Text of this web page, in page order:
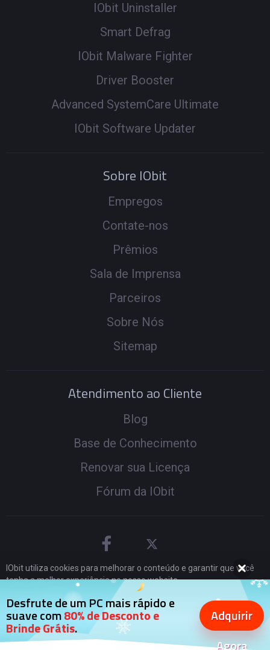
Desfrute de um PC mais rápido e
suave com80% de Desconto e
Brinde Grátis.
Adquirir
Agora
IObit Uninstaller
Smart Defrag
IObit Malware Fighter
Driver Booster
Advanced SystemCare Ultimate
IObit Software Updater
Sobre IObit
Empregos
Contate-nos
Prêmios
Sala de Imprensa
Parceiros
Sobre Nós
Sitemap
Atendimento ao Cliente
Blog
Base de Conhecimento
Renovar sua Licença
Fórum da IObit
2026IObit. Todos os Direitos Reservados
|
Política de Reembolso
| EULA | Notificação Legal
|
Política de Privacidade
IObit utiliza cookies para melhorar o conteúdo e garantir que você
tenha a melhor experiência no nosso website.
Continuar a navegação no website significa que você concorda com
nossostermos de privacidade.
Eu Aceito